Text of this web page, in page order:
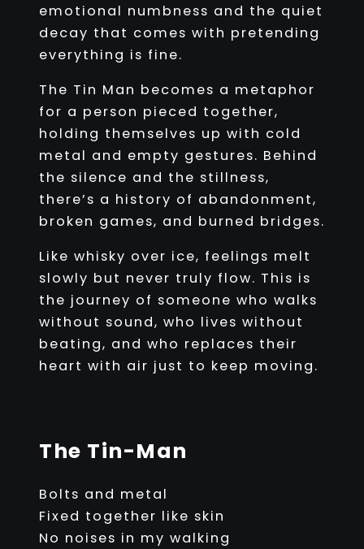
emotional numbness and the quiet
decay that comes with pretending
everything is fine.
The Tin Man becomes a metaphor
for a person pieced together,
holding themselves up with cold
metal and empty gestures. Behind
the silence and the stillness,
there’s a history of abandonment,
broken games, and burned bridges.
Like whisky over ice, feelings melt
slowly but never truly flow. This is
the journey of someone who walks
without sound, who lives without
beating, and who replaces their
heart with air just to keep moving.
The Tin-Man
Bolts and metal
Fixed together like skin
No noises in my walking